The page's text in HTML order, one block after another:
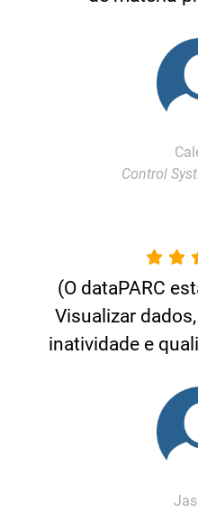
Control
(O dataPARC
Visualizar
inatividade e